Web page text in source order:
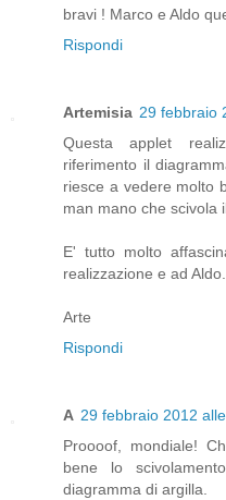
bravi ! Marco e Aldo
Rispondi
Artemisia 29 febbraio
Questa applet
riferimento il
riesce a vedere molto
man mano che scivola
E' tutto molto
realizzazione e ad
Arte
Rispondi
A 29 febbraio 2012
Proooof, mondiale!
bene lo
diagramma di argilla.